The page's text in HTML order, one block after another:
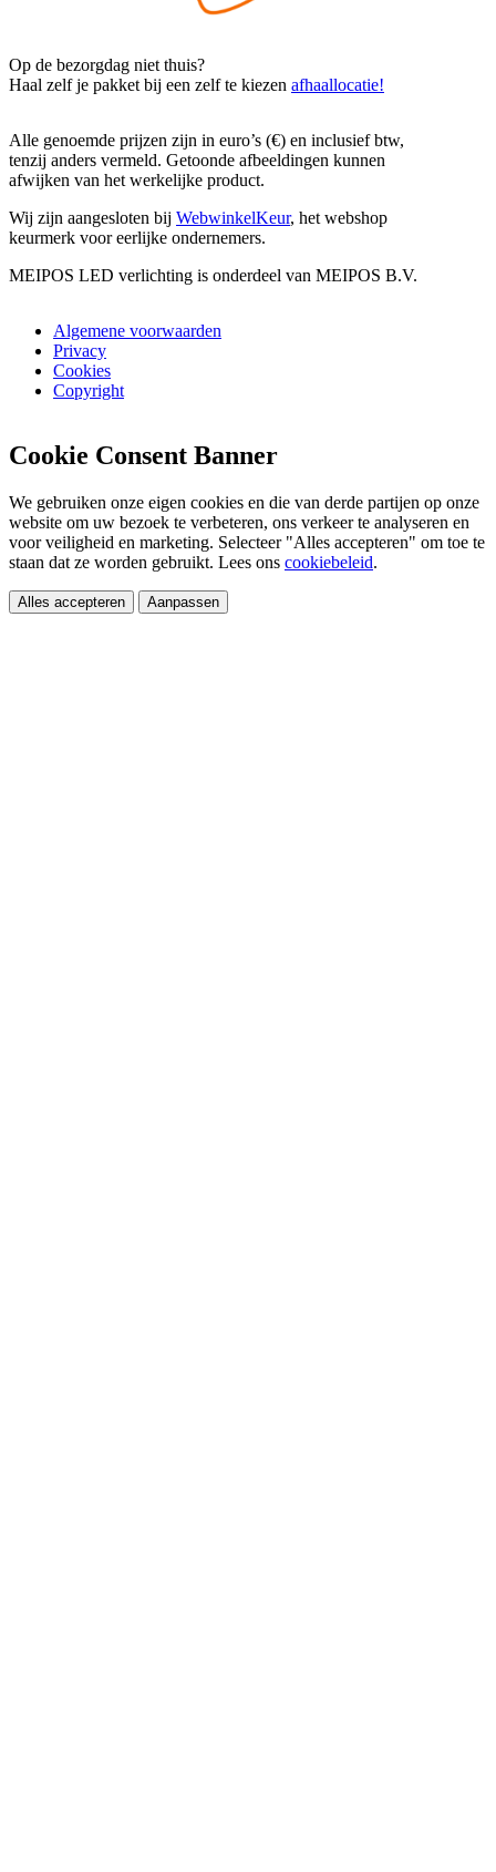
Op de bezorgdag niet thuis?
Haal zelf je pakket bij een zelf te kiezen afhaallocatie!
Alle genoemde prijzen zijn in euro’s (€) en inclusief btw,
tenzij anders vermeld. Getoonde afbeeldingen kunnen
afwijken van het werkelijke product.
Wij zijn aangesloten bij WebwinkelKeur, het webshop
keurmerk voor eerlijke ondernemers.
MEIPOS LED verlichting is onderdeel van MEIPOS B.V.
Algemene voorwaarden
Privacy
Cookies
Copyright
Cookie Consent Banner
We gebruiken onze eigen cookies en die van derde partijen op onze
website om uw bezoek te verbeteren, ons verkeer te analyseren en
voor veiligheid en marketing. Selecteer "Alles accepteren" om toe te
staan dat ze worden gebruikt. Lees ons cookiebeleid.
Alles accepteren Aanpassen